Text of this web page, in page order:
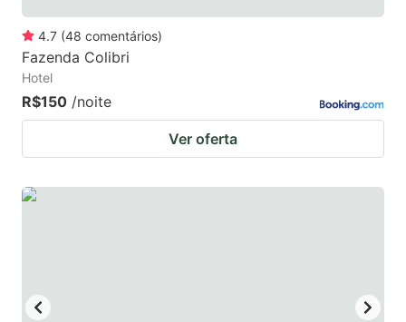
4.7 (48 comentários)
Fazenda Colibri
Hotel
R$150 /noite
Ver oferta